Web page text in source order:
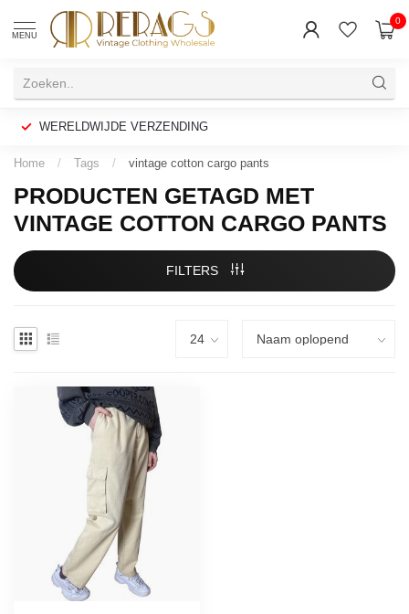
MENU
0
WERELDWIJDE VERZENDING
Home / Tags / vintage cotton cargo pants
PRODUCTEN GETAGD MET
VINTAGE COTTON CARGO PANTS
FILTERS